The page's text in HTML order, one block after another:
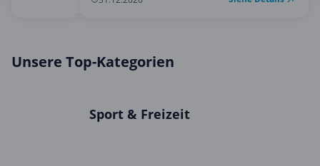
Unsere Top-Kategorien
Sport & Freizeit